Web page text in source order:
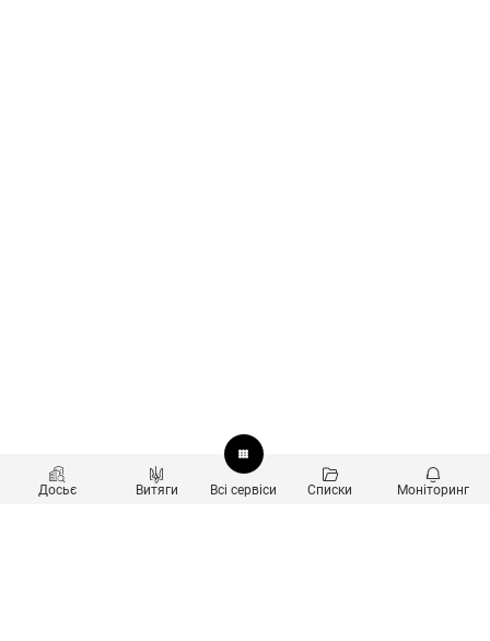
Досьє Витяги Всі сервіси Списки Моніторинг